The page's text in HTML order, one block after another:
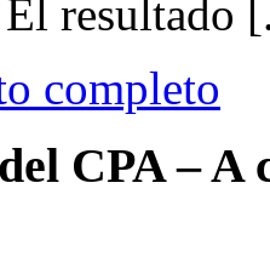
resultado
completo
CPA – A